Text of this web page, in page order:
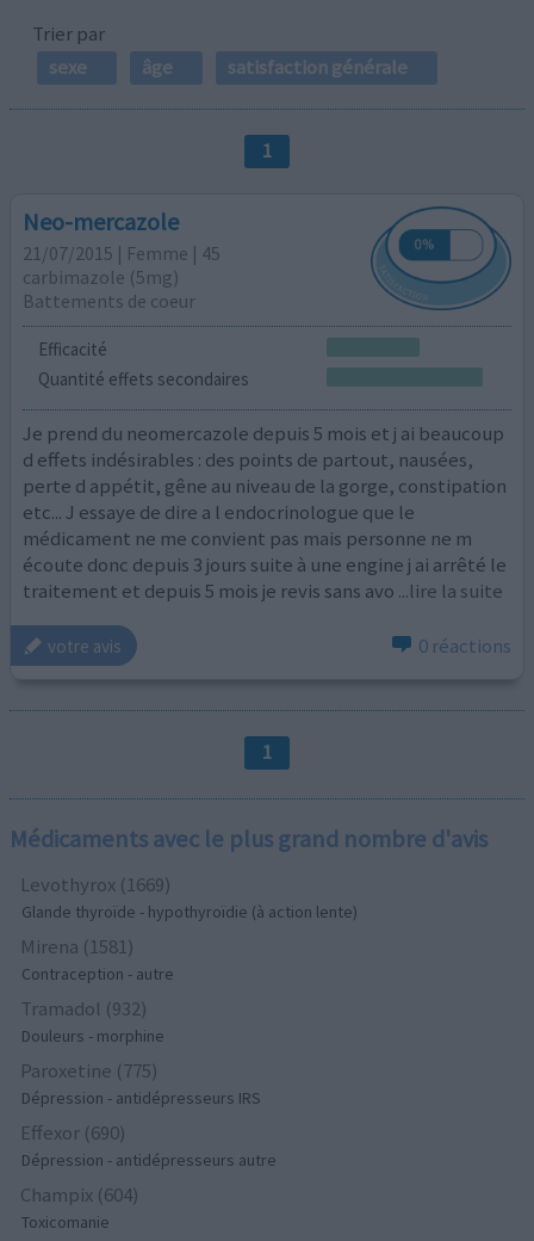
Trier par
sexe
âge satisfaction générale
1
Neo-mercazole
21/07/2015 | Femme | 45
carbimazole (5mg)
Battements de coeur
Efficacité
Quantité effets secondaires
Je prend du neomercazole depuis 5 mois et j ai beaucoup
d effets indésirables : des points de partout, nausées,
perte d appétit, gêne au niveau de la gorge, constipation
etc... J essaye de dire a l endocrinologue que le
médicament ne me convient pas mais personne ne m
écoute donc depuis 3 jours suite à une engine j ai arrêté le
traitement et depuis 5 mois je revis sans avo ...lire la suite
votre avis 0 réactions
1
Médicaments avec le plus grand nombre d'avis
Levothyrox (1669)
Glande thyroïde - hypothyroïdie (à action lente)
Mirena (1581)
Contraception - autre
Tramadol (932)
Douleurs - morphine
Paroxetine (775)
Dépression - antidépresseurs IRS
Effexor (690)
Dépression - antidépresseurs autre
Champix (604)
Toxicomanie